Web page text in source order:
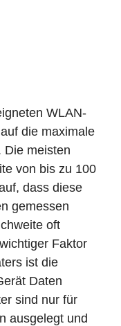
WLAN-
die maximale
Die meisten
von bis zu 100
dass diese
gemessen
oft
Faktor
ist die
Daten
sind nur für
ausgelegt und